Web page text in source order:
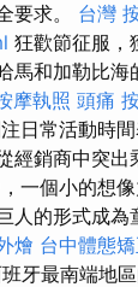
要求。 台灣
狂歡節征服，
馬和加勒比海
摩執照 頭痛
日常活動時
經銷商中突出
一個小的想
人的形式成為
燴 台中體態
牙最南端地